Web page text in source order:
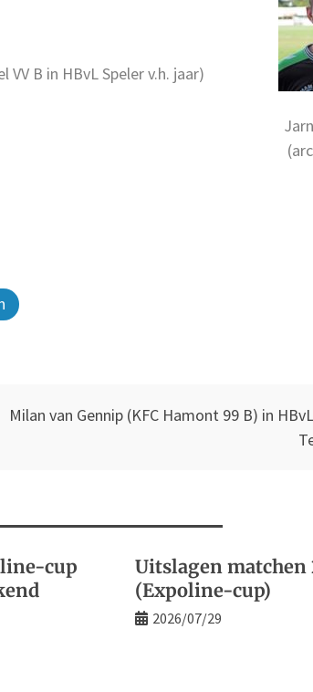
B in HBvL Speler v.h. jaar)
Milan van Gennip (KFC Hamont 99 B) in
cup
Uitslagen
(Expoline-cup)
2026/07/29